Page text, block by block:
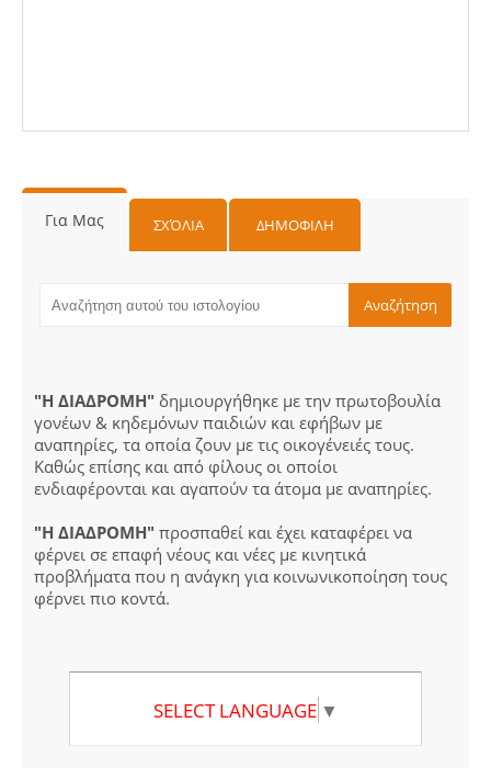
Για Μας ΣΧΌΛΙΑ ΔΗΜΟΦΙΛΗ
"Η ΔΙΑΔΡΟΜΗ" δημιουργήθηκε με την πρωτοβουλία
γονέων & κηδεμόνων παιδιών και εφήβων με
αναπηρίες, τα οποία ζουν με τις οικογένειές τους.
Καθώς επίσης και από φίλους οι οποίοι
ενδιαφέρονται και αγαπούν τα άτομα με αναπηρίες.
"Η ΔΙΑΔΡΟΜΗ" προσπαθεί και έχει καταφέρει να
φέρνει σε επαφή νέους και νέες με κινητικά
προβλήματα που η ανάγκη για κοινωνικοποίηση τους
φέρνει πιο κοντά.
SELECT LANGUAGE ▼